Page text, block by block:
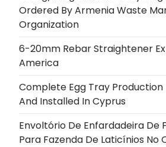
Ordered By Armenia Waste
Organization
6-20mm Rebar Straightener
America
Complete Egg Tray Production
And Installed In Cyprus
Envoltório De Enfardadeira De
Para Fazenda De Laticínios No